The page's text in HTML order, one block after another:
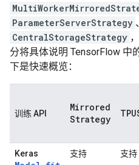
ParameterServerStrategy 、
CentralStorageStrategy
分将具体说明 TensorFlow 中
下是快速概览：
训练 API
Mirrored
Strategy
Keras 支持 支持